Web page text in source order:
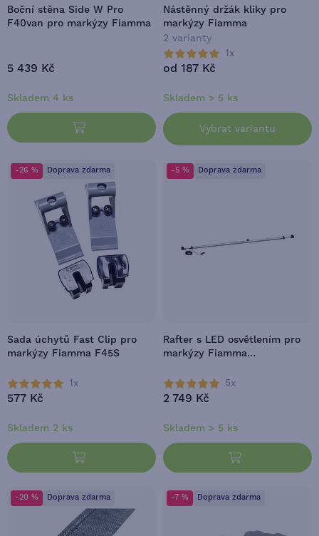
Boční stěna Side W Pro
F40van pro markýzy Fiamma
5 439 Kč
Skladem 4 ks
Nástěnný držák kliky pro
markýzy Fiamma
2 varianty
1x
od 187 Kč
Skladem > 5 ks
Vybrat variantu
-26 % Doprava zdarma
Sada úchytů Fast Clip pro
markýzy Fiamma F45S
1x
577 Kč
Skladem 2 ks
-5 % Doprava zdarma
Rafter s LED osvětlením pro
markýzy Fiamma
5x
2 749 Kč
Skladem > 5 ks
-20 % Doprava zdarma -7 % Doprava zdarma